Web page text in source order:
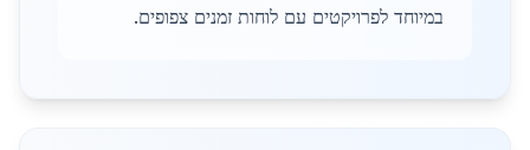
במיוחד לפרויקטים עם לוחות זמנים צפופים.